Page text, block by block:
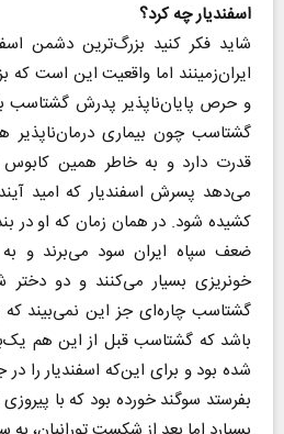
اسفندیار چه کرد؟
شاید فکر کنید بزرگ‌ترین دشمن
ایران‌زمینند اما واقعیت این است
و حرص پایان‌ناپذیر پدرش
گشتاسب چون بیماری
قدرت دارد و به خاطر همین
می‌دهد پسرش اسفندیار که امید
کشیده شود. در همان زمان که او در
ضعف سپاه ایران سود می‌برند و به
خونریزی بسیار می‌کنند و دو دختر
گشتاسب چاره‌ای جز این نمی‌بیند که
باشد که گشتاسب قبل از این هم
شده بود و برای این‌که اسفندیار را در
بفرستد سوگند خورده بود که با